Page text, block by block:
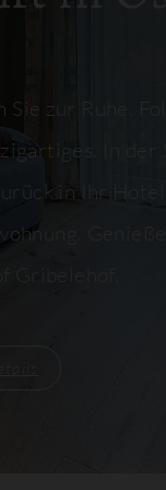
zur Ruhe.
In
in Ihr
Gribelehof.